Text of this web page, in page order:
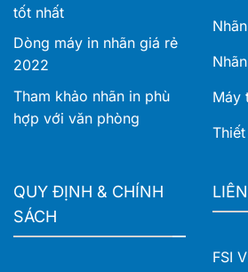
tốt nhất
Dòng máy in nhãn giá rẻ
2022
Tham khảo nhãn in phù
hợp với văn phòng
Máy
QUY ĐỊNH & CHÍNH
SÁCH
FSI